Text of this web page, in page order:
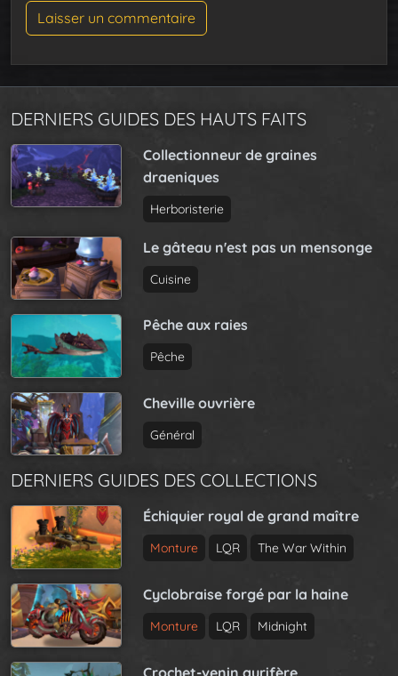
DERNIERS GUIDES DES HAUTS FAITS
Collectionneur de graines
draeniques
Herboristerie
Le gâteau n'est pas un mensonge
Cuisine
Pêche aux raies
Pêche
Cheville ouvrière
Général
DERNIERS GUIDES DES COLLECTIONS
Échiquier royal de grand maître
Monture LQR The War Within
Cyclobraise forgé par la haine
Monture LQR Midnight
Crochet-venin aurifère